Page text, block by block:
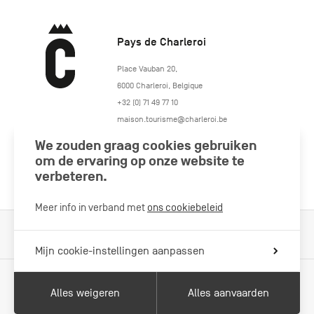
Pays de Charleroi
https://www.paysdecharleroi.be/
Place Vauban 20,
6000 Charleroi, Belgique
+32 (0) 71 49 77 10
maison.tourisme@charleroi.be
Volg ons
Met de steun van
We zouden graag cookies gebruiken
om de ervaring op onze website te
verbeteren.
Meer info in verband met ons cookiebeleid
Mijn cookie-instellingen aanpassen
Alles weigeren Alles aanvaarden